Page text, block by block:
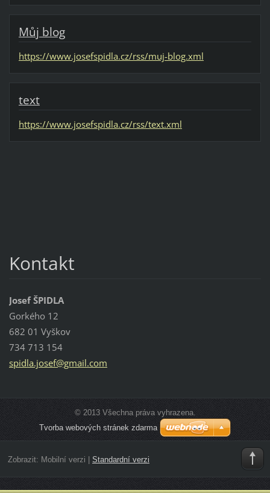
Můj blog
https://www.josefspidla.cz/rss/muj-blog.xml
text
https://www.josefspidla.cz/rss/text.xml
Kontakt
Josef ŠPIDLA
Gorkého 12
682 01 Vyškov
734 713 154
spidla.josef@gmail.com
© 2013 Všechna práva vyhrazena.
Tvorba webových stránek zdarma
Zobrazit: Mobilní verzi Standardní verzi